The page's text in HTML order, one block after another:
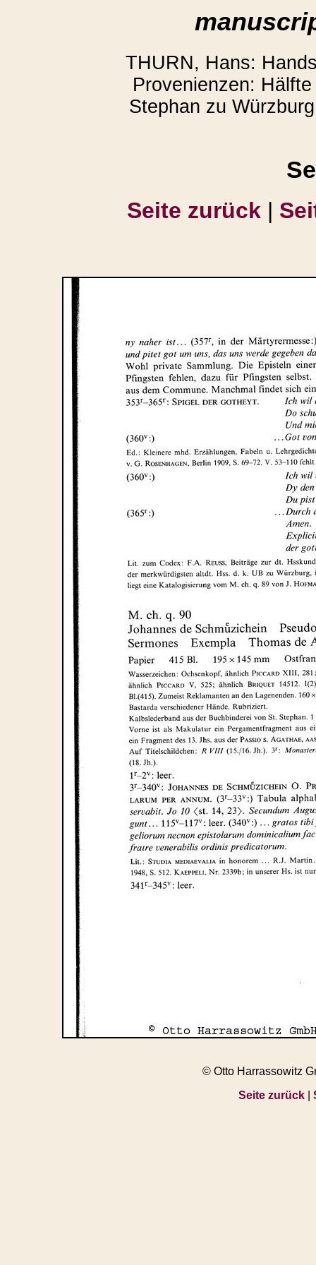
THURN, Hans:
Provenienzen:
Stephan zu
Seite zurück |
© Otto Harrassowitz
Seite zurück|